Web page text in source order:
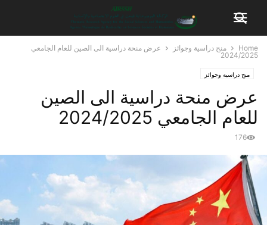
Home منح دراسية وجوائز
عرض منحة دراسية الى الصين للعام الجامعي
2024/2025
منح دراسية وجوائز
عرض منحة دراسية الى الصين
للعام الجامعي 2024/2025
176